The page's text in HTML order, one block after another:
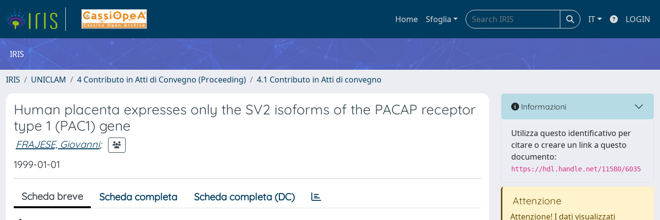
Home Sfoglia IT LOGIN
IRIS
IRIS UNICLAM 4 Contributo in Atti di Convegno (Proceeding) 4.1 Contributo in Atti di convegno
Human placenta expresses only the SV2 isoforms of the PACAP receptor
type 1 (PAC1) gene
FRAJESE, Giovanni;
1999-01-01
Scheda breve Scheda completa Scheda completa (DC)
Informazioni
Utilizza questo identificativo per
citare o creare un link a questo
documento:
https://hdl.handle.net/11580/6035
Attenzione
Attenzione! I dati visualizzati